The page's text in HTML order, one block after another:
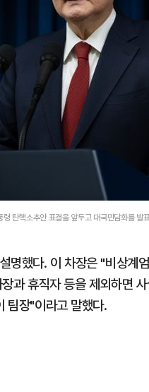
탄핵소추안 표결을 앞두고 대국민담화를
명했다. 이 차장은 "비상계
과 휴직자 등을 제외하면
팀장"이라고 말했다.